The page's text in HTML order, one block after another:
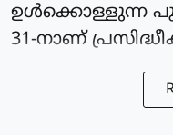
ഉള്‍ക്കൊള്ളുന്ന
31-നാണ്